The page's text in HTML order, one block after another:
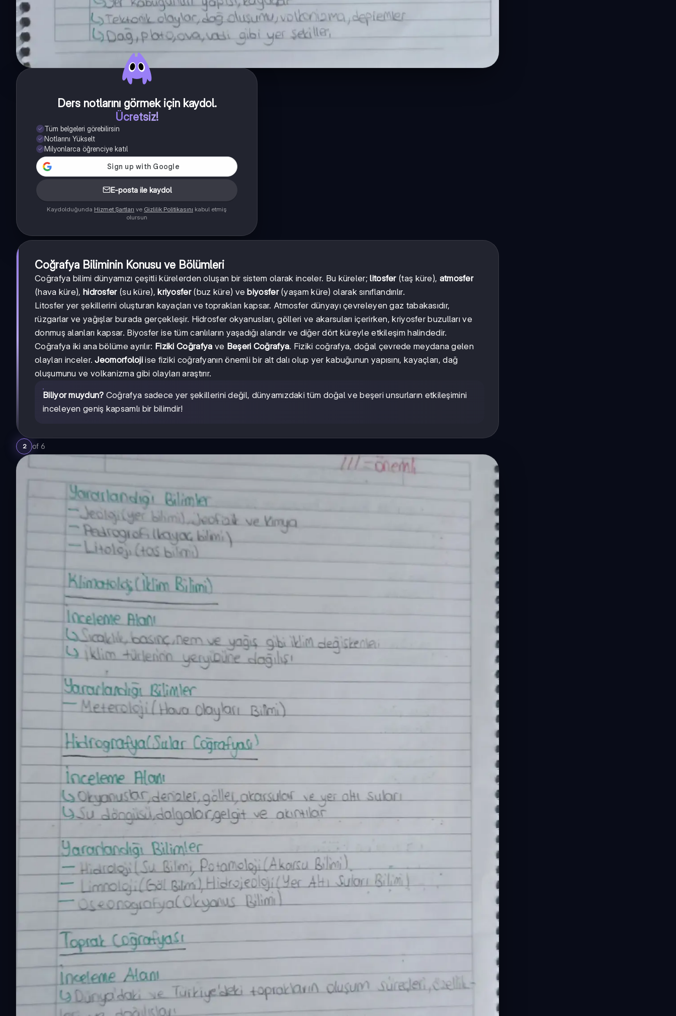
Ders notlarını görmek için kaydol.
Ücretsiz!
Tüm belgeleri görebilirsin
Notlarını Yükselt
Milyonlarca öğrenciye katıl
E-posta ile kaydol
Kaydolduğunda Hizmet Şartları ve Gizlilik Politikasını kabul etmiş
olursun
Coğrafya Biliminin Konusu ve Bölümleri
Coğrafya bilimi dünyamızı çeşitli kürelerden oluşan bir sistem olarak inceler. Bu küreler;litosfer(taş küre), atmosfer
(hava küre), hidrosfer(su küre), kriyosfer(buz küre) ve biyosfer(yaşam küre) olarak sınıflandırılır.
Litosfer yer şekillerini oluşturan kayaçları ve toprakları kapsar. Atmosfer dünyayı çevreleyen gaz tabakasıdır,
rüzgarlar ve yağışlar burada gerçekleşir. Hidrosfer okyanusları, gölleri ve akarsuları içerirken, kriyosfer buzulları ve
donmuş alanları kapsar. Biyosfer ise tüm canlıların yaşadığı alandır ve diğer dört küreyle etkileşim halindedir.
Coğrafya iki ana bölüme ayrılır: Fiziki Coğrafya ve Beşeri Coğrafya. Fiziki coğrafya, doğal çevrede meydana gelen
olayları inceler.Jeomorfoloji ise fiziki coğrafyanın önemli bir alt dalı olup yer kabuğunun yapısını, kayaçları, dağ
oluşumunu ve volkanizma gibi olayları araştırır.
Biliyor muydun? Coğrafya sadece yer şekillerini değil, dünyamızdaki tüm doğal ve beşeri unsurların etkileşimini
inceleyen geniş kapsamlı bir bilimdir!
2 of 6